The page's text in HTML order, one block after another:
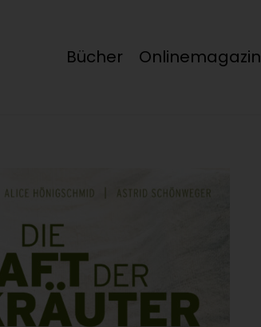
Bücher Onlinemagazin